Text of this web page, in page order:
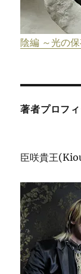
陰編 ～光の
著者プロフ
臣咲貴王